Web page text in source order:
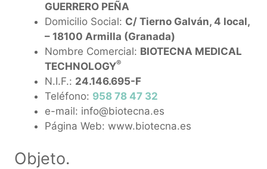
GUERRERO PEÑA
Domicilio Social: C/ Tierno Galván, 4 local,
– 18100 Armilla (Granada)
Nombre Comercial: BIOTECNA MEDICAL
TECHNOLOGY®
N.I.F.: 24.146.695-F
Teléfono: 958 78 47 32
e-mail: info@biotecna.es
Página Web: www.biotecna.es
Objeto.